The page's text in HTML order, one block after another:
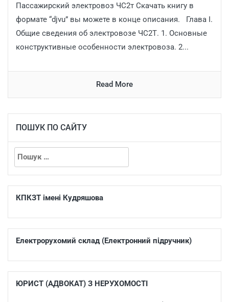
Пассажирский электровоз ЧС2т Скачать книгу в
формате “djvu” вы можете в конце описания. Глава I.
Общие сведения об электровозе ЧС2Т. 1. Основные
конструктивные особенности электровоза. 2...
Read More
ПОШУК ПО САЙТУ
КПКЗТ імені Кудряшова
Електрорухомий склад (Електронний підручник)
ЮРИСТ (АДВОКАТ) З НЕРУХОМОСТІ